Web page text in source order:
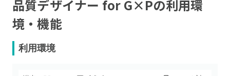
品質デザイナー for G×Pの利用環
境・機能
利用環境